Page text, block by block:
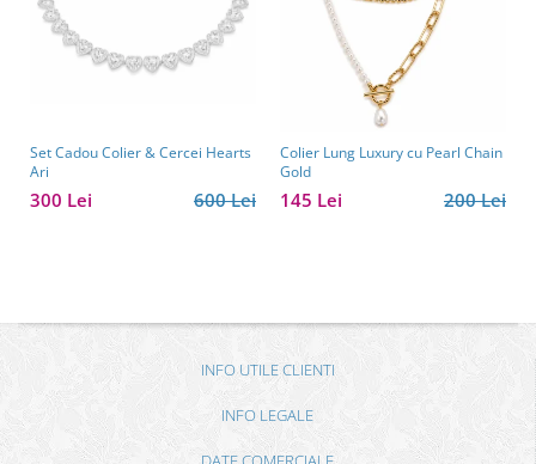
Set Cadou Colier & Cercei Hearts
Ari
600 Lei
300 Lei
Colier Lung Luxury cu Pearl Chain
Gold
200 Lei
145 Lei
INFO UTILE CLIENTI
INFO LEGALE